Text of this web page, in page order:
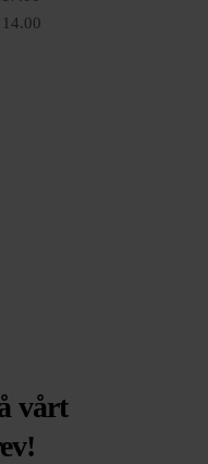
vårt